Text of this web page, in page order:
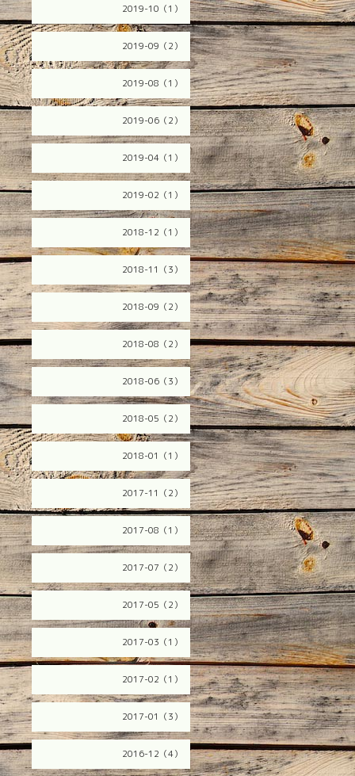
2019-10（1）
2019-09（2）
2019-08（1）
2019-06（2）
2019-04（1）
2019-02（1）
2018-12（1）
2018-11（3）
2018-09（2）
2018-08（2）
2018-06（3）
2018-05（2）
2018-01（1）
2017-11（2）
2017-08（1）
2017-07（2）
2017-05（2）
2017-03（1）
2017-02（1）
2017-01（3）
2016-12（4）